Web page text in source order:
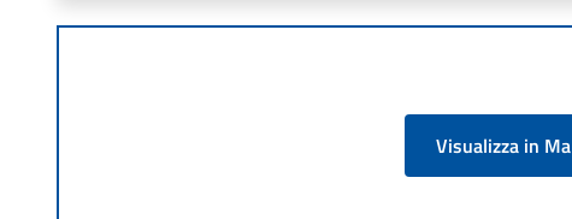
Visualizza in